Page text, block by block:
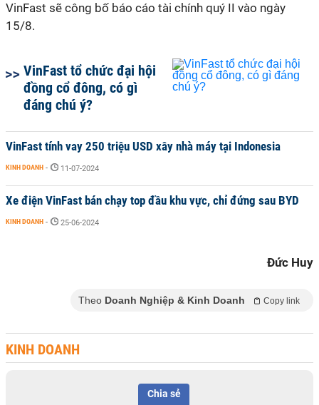
VinFast sẽ công bố báo cáo tài chính quý II vào ngày
15/8.
VinFast tổ chức đại hội
đồng cổ đông, có gì
đáng chú ý?
VinFast tính vay 250 triệu USD xây nhà máy tại Indonesia
KINH DOANH - 11-07-2024
Xe điện VinFast bán chạy top đầu khu vực, chỉ đứng sau BYD
KINH DOANH - 25-06-2024
Đức Huy
Theo Doanh Nghiệp & Kinh Doanh Copy link
KINH DOANH
Chia sẻ